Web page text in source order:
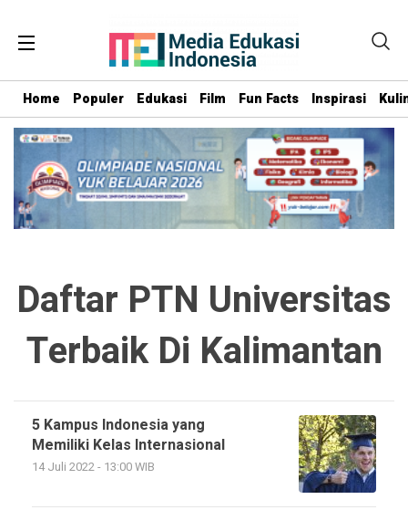
Home Populer Edukasi Film Fun Facts Inspirasi
Daftar PTN Universitas
Terbaik Di Kalimantan
5 Kampus Indonesia yang
Memiliki Kelas Internasional
14 Juli 2022 - 13:00 WIB